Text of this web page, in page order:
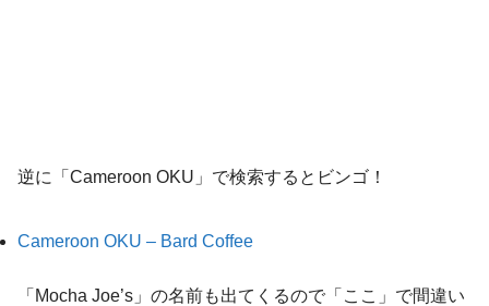
逆に「Cameroon OKU」で検索するとビンゴ！
Cameroon OKU – Bard Coffee
「Mocha Joe’s」の名前も出てくるので「ここ」で間違い